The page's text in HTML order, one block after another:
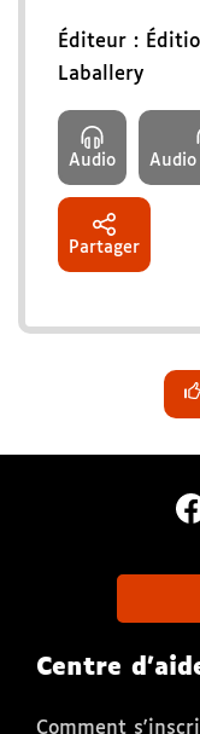
Éditeur :
Laballery
Audio Audio
Partager
Centre
Comment